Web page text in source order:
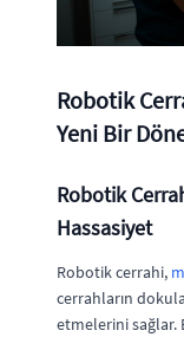
Robotik
Yeni Bir
Robotik
Hassasiyet
Robotik cerrahi,
cerrahların
etmelerini sağlar.